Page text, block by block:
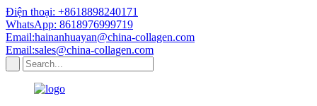
Điện thoại: +8618898240171
WhatsApp: 8618976999719
Email:hainanhuayan@china-collagen.com
Email:sales@china-collagen.com